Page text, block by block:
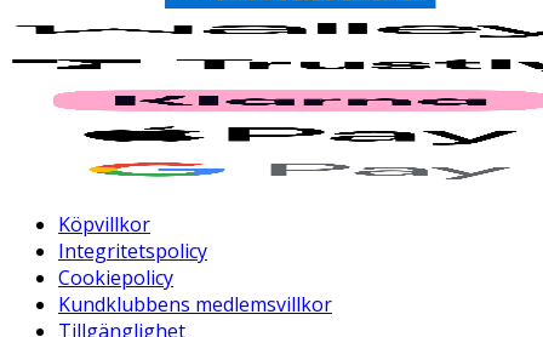
Köpvillkor
Integritetspolicy
Cookiepolicy
Kundklubbens medlemsvillkor
Tillgänglighet